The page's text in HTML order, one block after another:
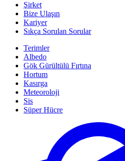
Şirket
Bize Ulaşın
Kariyer
Sıkça Sorulan Sorular
Terimler
Albedo
Gök Gürültülü Fırtına
Hortum
Kasırga
Meteoroloji
Sis
Süper Hücre